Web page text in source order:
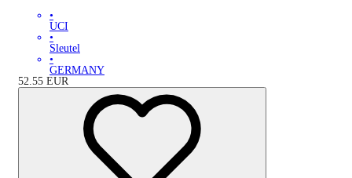
•
UCI
•
Sleutel
•
GERMANY
52.55 EUR